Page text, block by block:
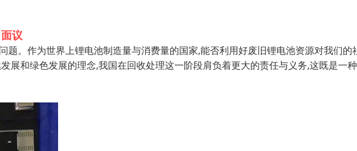
面议
题。作为世界上锂电池制造量与消费量的国家,能否利用好废旧锂电池资源对我们的
展和绿色发展的理念,我国在回收处理这一阶段肩负着更大的责任与义务,这既是一种